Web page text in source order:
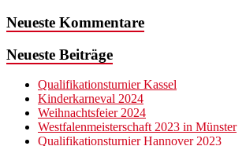
Neueste Kommentare
Neueste Beiträge
Qualifikationsturnier Kassel
Kinderkarneval 2024
Weihnachtsfeier 2024
Westfalenmeisterschaft 2023 in Münster
Qualifikationsturnier Hannover 2023